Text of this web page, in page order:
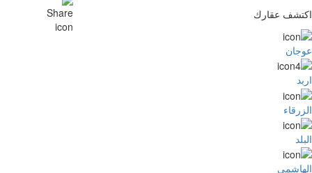
اكتشف عقارك
عوجان
اربد
الزرقاء
البلد
الهاشمي